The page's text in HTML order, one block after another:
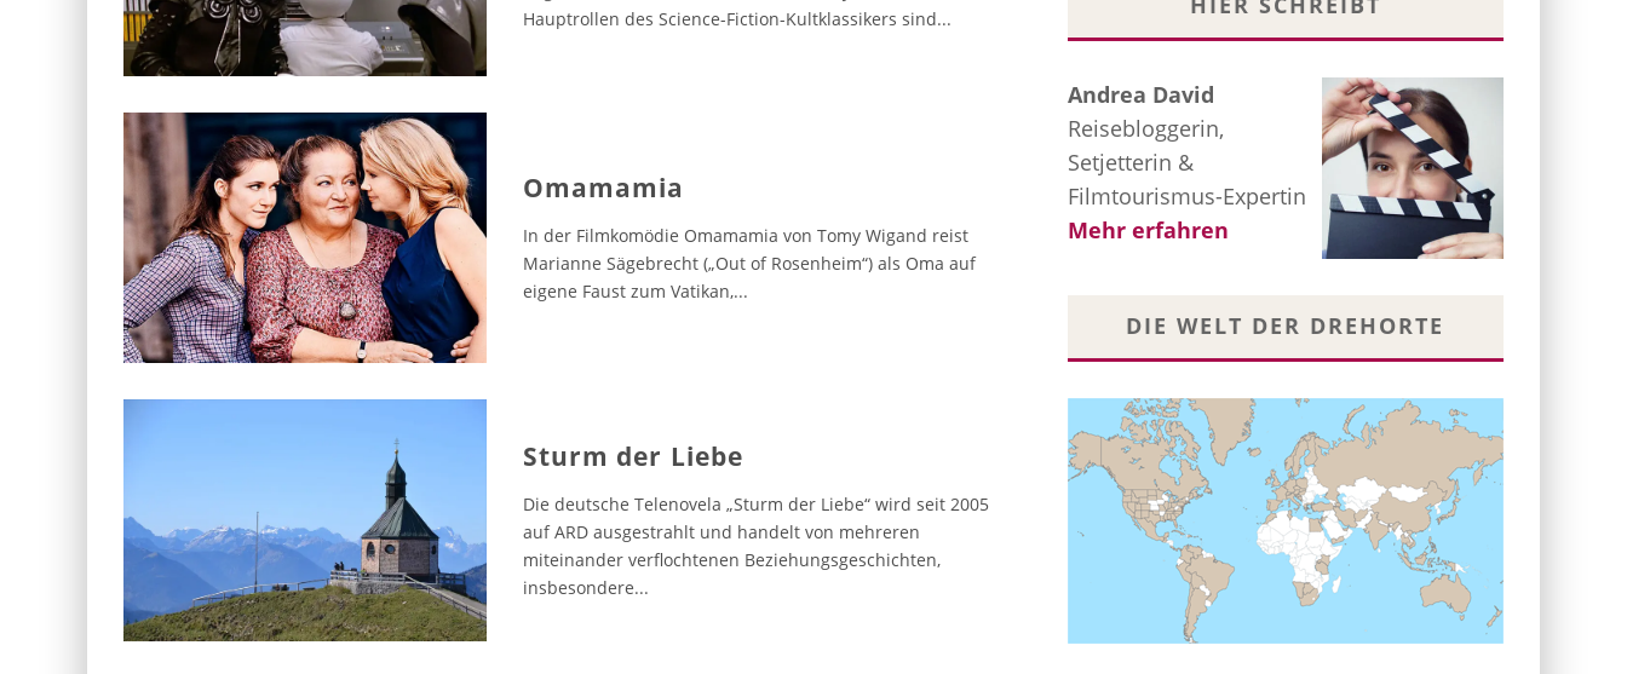
Hauptrollen des Science-Fiction-Kultklassikers sind...
Omamamia
In der Filmkomödie Omamamia von Tomy Wigand reist
Marianne Sägebrecht („Out of Rosenheim“) als Oma auf
eigene Faust zum Vatikan,...
Sturm der Liebe
Die deutsche Telenovela „Sturm der Liebe“ wird seit 2005
auf ARD ausgestrahlt und handelt von mehreren
miteinander verflochtenen Beziehungsgeschichten,
insbesondere...
Andrea David
Reisebloggerin,
Setjetterin &
Filmtourismus-Expertin
Mehr erfahren
DIE WELT DER DREHORTE